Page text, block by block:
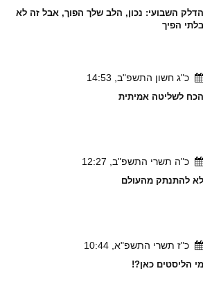
הדלק השבועי: נכון, הלב שלך הפוך, אבל זה לא
בלתי הפיך
כ"ג חשון התשפ"ב, 14:53
הכח לשליטה אמיתית
כ"ה תשרי התשפ"ב, 12:27
לא להתנתק מהעולם
כ"ז תשרי התשפ"א, 10:44
מי הליסטים כאן?!